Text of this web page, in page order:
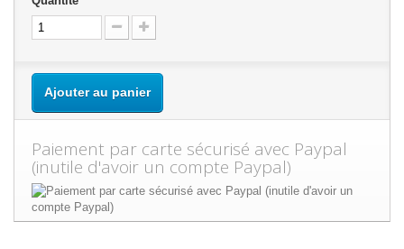
Ajouter au panier
Paiement par carte sécurisé avec Paypal
(inutile d'avoir un compte Paypal)